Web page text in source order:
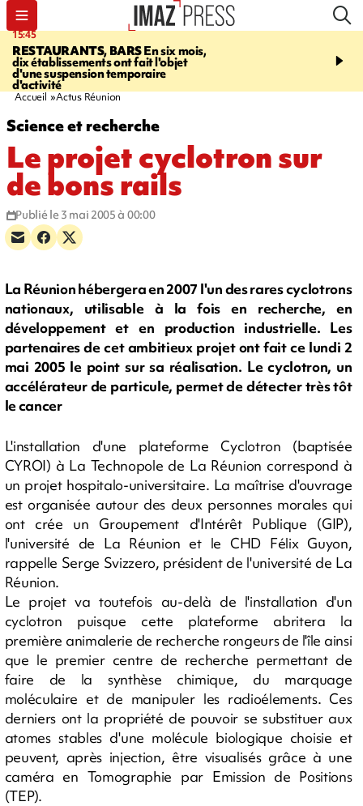
15:45
RESTAURANTS, BARSEn six mois,
dix établissements ont fait l'objet
d'une suspension temporaire
d'activité
17:17
Angeles, un homme vit
Accueil Actus Réunion
Science et recherche
Le projet cyclotron sur
de bons rails
Publié le 3 mai 2005 à 00:00
La Réunion hébergera en 2007 l'un des rares cyclotrons
nationaux, utilisable à la fois en recherche, en
développement et en production industrielle. Les
partenaires de cet ambitieux projet ont fait ce lundi 2
mai 2005 le point sur sa réalisation. Le cyclotron, un
accélérateur de particule, permet de détecter très tôt
le cancer
L'installation d'une plateforme Cyclotron (baptisée
CYROI) à La Technopole de La Réunion correspond à
un projet hospitalo-universitaire. La maîtrise d'ouvrage
est organisée autour des deux personnes morales qui
ont crée un Groupement d'Intérêt Publique (GIP),
l'université de La Réunion et le CHD Félix Guyon,
rappelle Serge Svizzero, président de l'université de La
Réunion.
Le projet va toutefois au-delà de l'installation d'un
cyclotron puisque cette plateforme abritera la
première animalerie de recherche rongeurs de l'île ainsi
que le premier centre de recherche permettant de
faire de la synthèse chimique, du marquage
moléculaire et de manipuler les radioélements. Ces
derniers ont la propriété de pouvoir se substituer aux
atomes stables d'une molécule biologique choisie et
peuvent, après injection, être visualisés grâce à une
caméra en Tomographie par Emission de Positions
(TEP).